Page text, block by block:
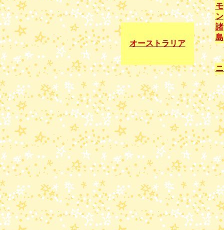
モ
ン
諸
島
オーストラリア